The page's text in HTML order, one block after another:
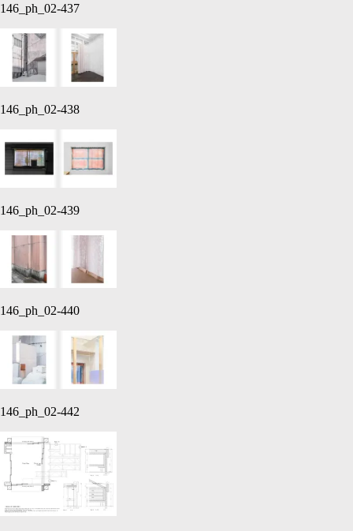
146_ph_02-437
146_ph_02-438
146_ph_02-439
146_ph_02-440
146_ph_02-442